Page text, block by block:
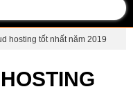
hosting tốt nhất năm 2019